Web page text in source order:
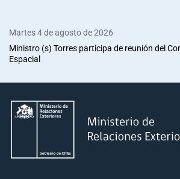
Martes 4 de agosto de 2026
Ministro (s) Torres participa de reunión del
Espacial